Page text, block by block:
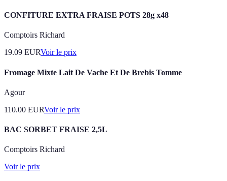
CONFITURE EXTRA FRAISE POTS 28g x48
Comptoirs Richard
19.09 EURVoir le prix
Fromage Mixte Lait De Vache Et De Brebis Tomme
Agour
110.00 EURVoir le prix
BAC SORBET FRAISE 2,5L
Comptoirs Richard
Voir le prix